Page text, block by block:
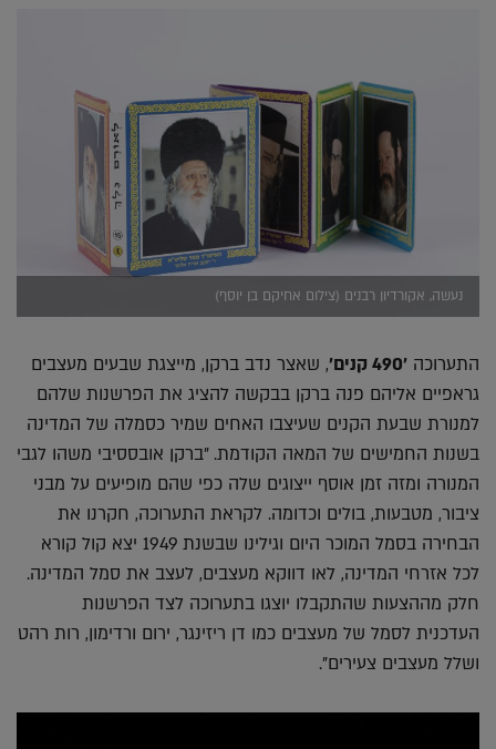
נעשה, אקורדיון רבנים (צילום אחיקם בן יוסף)
התערוכה '490 קנים'
, שאצר נדב ברקן, מייצגת שבעים מעצבים
גראפיים אליהם פנה ברקן בבקשה להציג את הפרשנות שלהם
למנורת שבעת הקנים שעיצבו האחים שמיר כסמלה של המדינה
בשנות החמישים של המאה הקודמת. "ברקן אובססיבי משהו לגבי
המנורה ומזה זמן אוסף ייצוגים שלה כפי שהם מופיעים על מבני
ציבור, מטבעות, בולים וכדומה. לקראת התערוכה, חקרנו את
הבחירה בסמל המוכר היום וגילינו שבשנת 1949 יצא קול קורא
לכל אזרחי המדינה, לאו דווקא מעצבים, לעצב את סמל המדינה.
חלק מההצעות שהתקבלו יוצגו בתערוכה לצד הפרשנות
העדכנית לסמל של מעצבים כמו דן ריזינגר, ירום ורדימון, רות רהט
ושלל מעצבים צעירים".